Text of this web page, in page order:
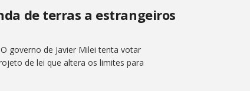
de terras a estrangeiros
governo de Javier Milei tenta votar
de lei que altera os limites para